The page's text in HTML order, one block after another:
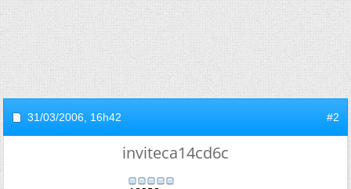
31/03/2006, 16h42 #2
inviteca14cd6c